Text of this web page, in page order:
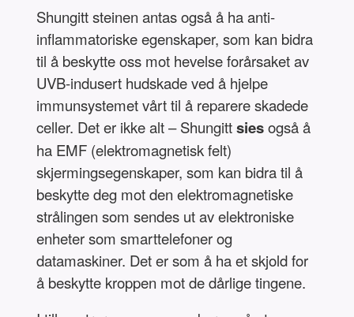
Shungitt steinen antas også å ha anti-
inflammatoriske egenskaper, som kan bidra
til å beskytte oss mot hevelse forårsaket av
UVB-indusert hudskade ved å hjelpe
immunsystemet vårt til å reparere skadede
celler. Det er ikke alt – Shungittsiesogså å
ha EMF (elektromagnetisk felt)
skjermingsegenskaper, som kan bidra til å
beskytte deg mot den elektromagnetiske
strålingen som sendes ut av elektroniske
enheter som smarttelefoner og
datamaskiner. Det er som å ha et skjold for
å beskytte kroppen mot de dårlige tingene.